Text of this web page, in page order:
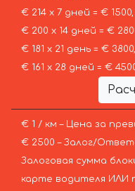
€ 214 х 7 дней = €
€ 200 х 14 дней = €
€ 181 х 21 день = €
€ 161 х 28 дней = €
€ 1 / км – Цена за
€ 2500 – Залог/
Залоговая сумма
карте водителя ИЛИ